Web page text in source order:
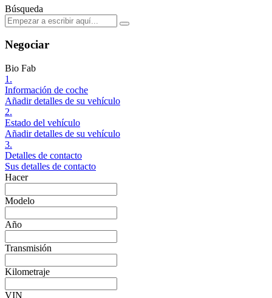
Búsqueda
Negociar
Bio Fab
1.
Información de coche
Añadir detalles de su vehículo
2.
Estado del vehículo
Añadir detalles de su vehículo
3.
Detalles de contacto
Sus detalles de contacto
Hacer
Modelo
Año
Transmisión
Kilometraje
VIN